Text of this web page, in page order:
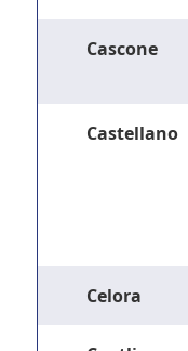
Cascone
Castellano
Celora